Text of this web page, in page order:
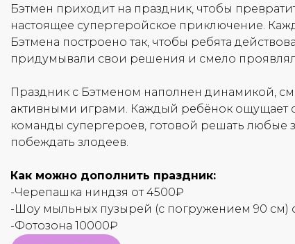
Бэтмен приходит на праздник, чтобы
настоящее супергеройское приключение.
Бэтмена построено так, чтобы ребята
придумывали свои решения и смело
Праздник с Бэтменом наполнен динамикой,
активными играми. Каждый ребёнок ощущает
команды супергероев, готовой решать любые
побеждать злодеев.
Как можно дополнить праздник:
-Черепашка ниндзя от 4500₽
-Шоу мыльных пузырей (с погружением 90 см)
-Фотозона 10000₽